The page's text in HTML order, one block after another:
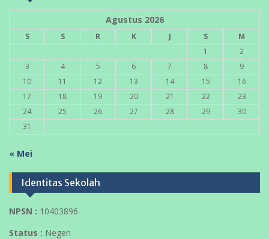
Agustus 2026
S S R K J S
M
1
2
3
4 5 6 7 8
9
10
11 12 13 14 15
16
17
18 19 20 21 22
23
24
25 26 27 28 29
30
31
« Mei
Identitas Sekolah
NPSN : 10403896
Status : Negeri